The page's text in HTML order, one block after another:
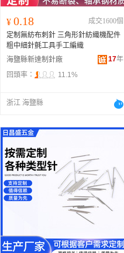
¥ 0.18
成交1600個
定制無紡布刺針 三角形針紡織機配件
粗中細針氈工具手工編織
海鹽縣新達制針廠
17年
回頭率：
11.1%
浙江 海鹽縣